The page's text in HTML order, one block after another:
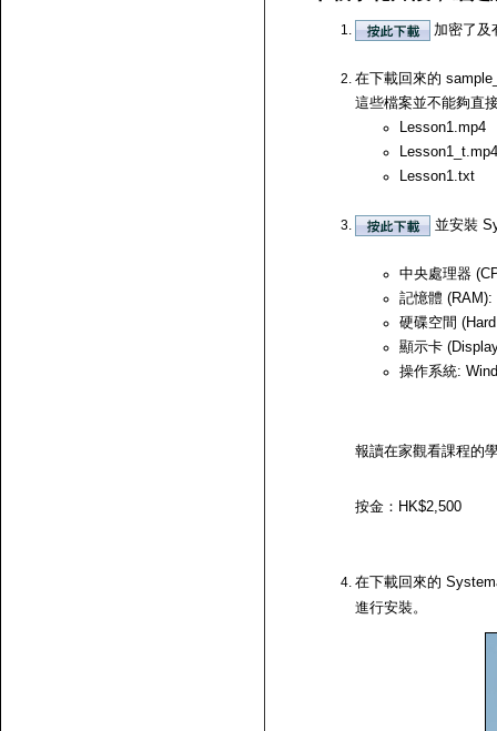
加密了及
在下載回來的
這些檔案並不能夠直
Lesson1.mp4
Lesson1_t.mp4
Lesson1.txt
並安裝
中央處理器
記憶體
硬碟空間
顯示卡
操作系統:
報讀在家觀看課程的
按金：HK$2,500
在下載回來的
進行安裝。